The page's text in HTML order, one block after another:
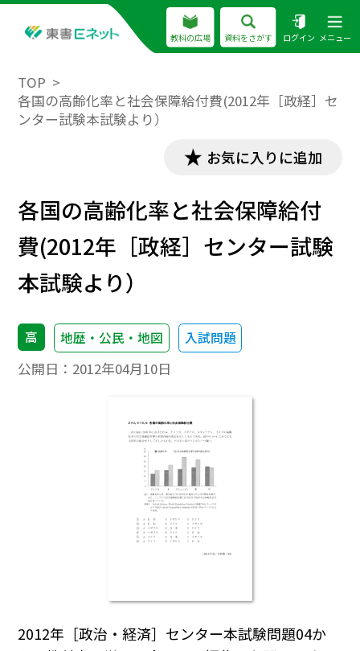
教科の広場 資料をさがす ログイン メニュー
TOP
各国の高齢化率と社会保障給付費(2012年［政経］セ
ンター試験本試験より）
お気に入りに追加
各国の高齢化率と社会保障給付
費(2012年［政経］センター試験
本試験より）
高 地歴・公民・地図 入試問題
公開日： 2012年04月10日
2012年［政治・経済］センター本試験問題04か